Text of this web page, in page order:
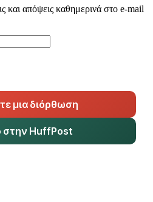
και απόψεις καθημερινά στο e-mail
μια διόρθωση
στην HuffPost